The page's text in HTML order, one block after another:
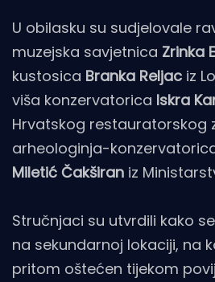
U obilasku su sudjelovale
muzejska savjetnica Zrinka
kustosica Branka Reljac iz
viša konzervatorica Iskra
Hrvatskog restauratorskog
arheologinja-
Miletić Čakširan iz
Stručnjaci su utvrdili kako
na sekundarnoj lokaciji, na
pritom oštećen tijekom